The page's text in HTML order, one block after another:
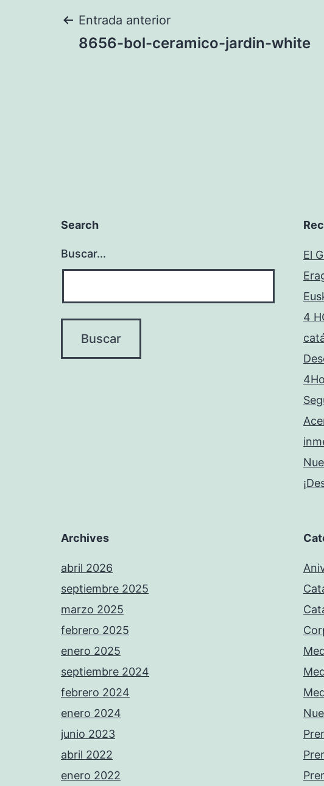
Navegación
Entrada anterior
8656-bol-ceramico-jardin-white
Search
Buscar...
El
4
Archives
abril 2026
septiembre 2025
marzo 2025
febrero 2025
enero 2025
septiembre 2024
febrero 2024
enero 2024
junio 2023
abril 2022
enero 2022